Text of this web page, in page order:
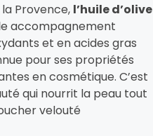
Provence, l’huile d’olive
accompagnement
et en acides gras
pour ses propriétés
en cosmétique. C’est
qui nourrit la peau tout
velouté